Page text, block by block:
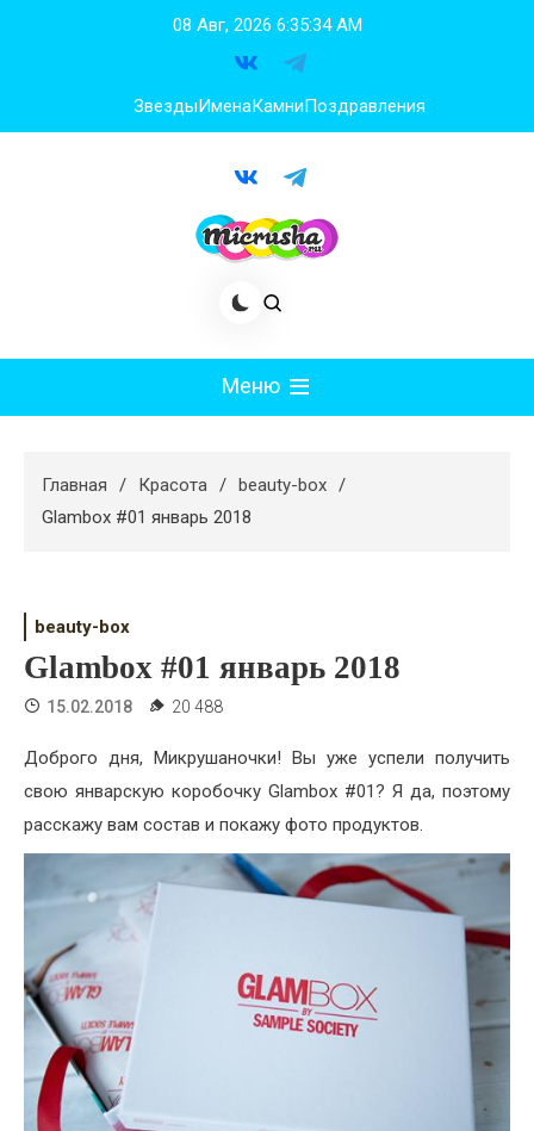
08 Авг, 2026 6:35:35 AM
ЗвездыИменаКамниПоздравления
Меню
Худеем
Свадьба
Дом
Жизнь
Хобби
Недвижимость
Главная Красота
beauty-box
Glambox #01 январь 2018
beauty-box
Glambox #01 январь 2018
15.02.2018 20 488
Доброго дня, Микрушаночки! Вы уже успели получить
свою январскую коробочку Glambox #01? Я да, поэтому
расскажу вам состав и покажу фото продуктов.